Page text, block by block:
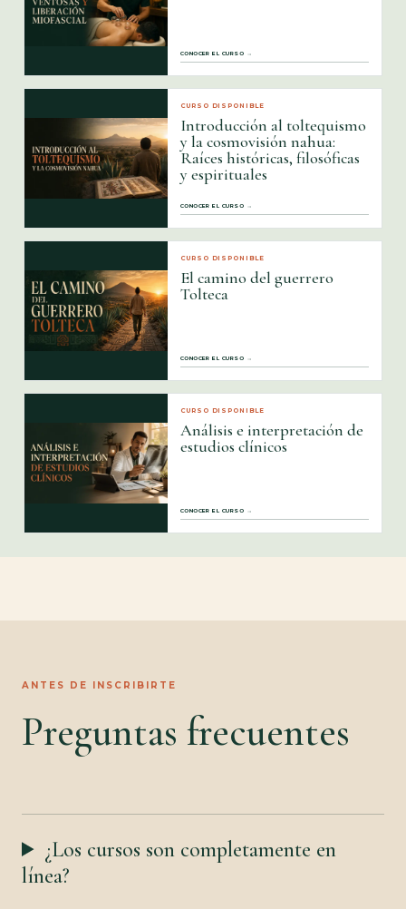
CONOCER EL CURSO →
CURSO DISPONIBLE
Introducción al toltequismo
y la cosmovisión nahua:
Raíces históricas, filosóficas
y espirituales
CONOCER EL CURSO →
CURSO DISPONIBLE
El camino del guerrero
Tolteca
CONOCER EL CURSO →
CURSO DISPONIBLE
Análisis e interpretación de
estudios clínicos
CONOCER EL CURSO →
ANTES DE INSCRIBIRTE
Preguntas frecuentes
¿Los cursos son completamente en
línea?